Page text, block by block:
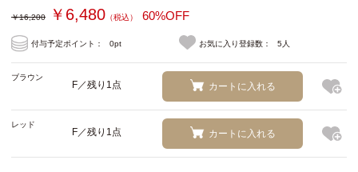
￥16,200 ￥6,480 （税込） 60%OFF
付与予定ポイント： 0pt お気に入り登録数： 5人
ブラウン
F／残り1点 カートに入れる
レッド
F／残り1点 カートに入れる